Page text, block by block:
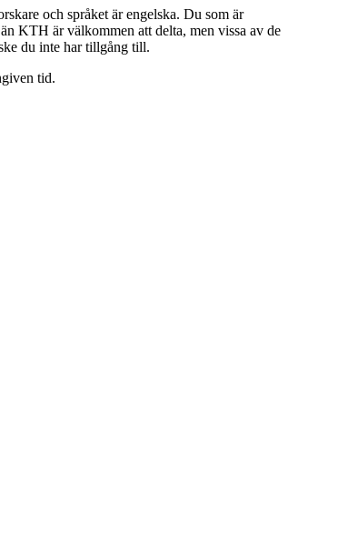
och språket är engelska. Du som är
KTH är välkommen att delta, men vissa av de
du inte har tillgång till.
tid.